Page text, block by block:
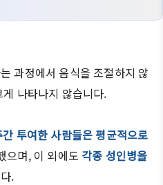
과정에서 음식을 조절하지 않
나타나지 않습니다.
투여한 사람들은 평균적으로
으며, 이 외에도 각종 성인병을
.